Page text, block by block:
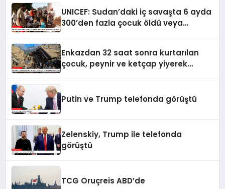
UNICEF: Sudan’daki iç savaşta 6 ayda
300’den fazla çocuk öldü veya
Enkazdan 32 saat sonra kurtarılan
çocuk, peynir ve ketçap yiyerek
Putin ve Trump telefonda görüştü
Zelenskiy, Trump ile telefonda
görüştü
TCG Oruçreis ABD’de